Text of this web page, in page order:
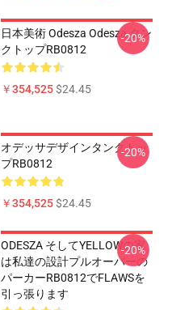
日本美術 Odesza Odesza タン
クトップRB0812
￥354,525$24.45
-20%
オデッサデザインタンクトッ
プRB0812
￥354,525$24.45
-20%
ODESZA そしてYELLOWの家
は私達の設計プルオーバーの
パーカーRB0812でFLAWSを
引っ張ります
-20%